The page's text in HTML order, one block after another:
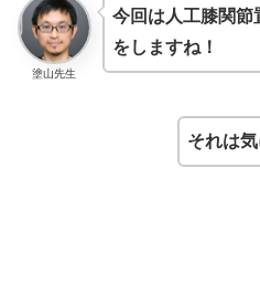
塗山先生
今回は人工膝関節
をしますね！
それは